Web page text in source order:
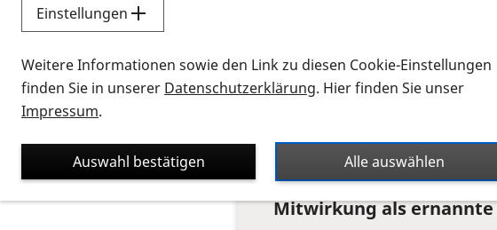
Ansprechpartner für
Vertretung der PRO
Mitwirkung als
Einstellungen
Weitere Informationen sowie den Link zu diesen Cookie-Einstellungen
finden Sie in unserer Datenschutzerklärung. Hier finden Sie unser
Impressum.
Alle auswählen
Auswahl bestätigen